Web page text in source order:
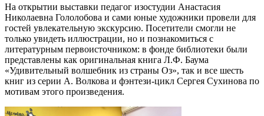
На открытии выставки педагог изостудии Анастасия
Николаевна Гололобова и сами юные художники провели для
гостей увлекательную экскурсию. Посетители смогли не
только увидеть иллюстрации, но и познакомиться с
литературным первоисточником: в фонде библиотеки были
представлены как оригинальная книга Л.Ф. Баума
«Удивительный волшебник из страны Оз», так и все шесть
книг из серии А. Волкова и фэнтези-цикл Сергея Сухинова по
мотивам этого произведения.